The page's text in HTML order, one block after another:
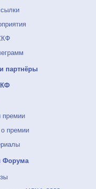
партнёры
премии
премии
Форума